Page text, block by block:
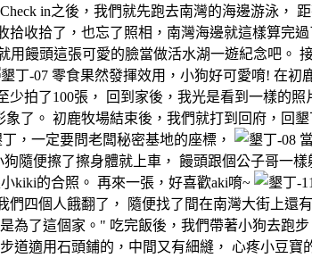
in之後，我們就先跑去南灣的海邊游泳，
收拾了，也忘了照相，南灣海邊就這樣算完
饅頭這張可愛的臉當做活水湖一遊紀念吧。
零食果然發揮效用，小狗好可愛唷! 在初
拍了100張， 回到家後，我光是看到一樣的
了。 初鹿牧場結束後，我們就打到回府，回
，一定要問老闆秘密基地的座標，
隨便擦了擦身體就上車， 饅頭跟個公子哥一
kiki的合照。 再來一張，好喜歡aki唷~
四個人餓翻了， 隨便找了間在南灣大街上還
為了這個家。" 吃完飯後，我們帶著小狗去跑
道適用石頭鋪的，中間又有細縫， 心疼小豆